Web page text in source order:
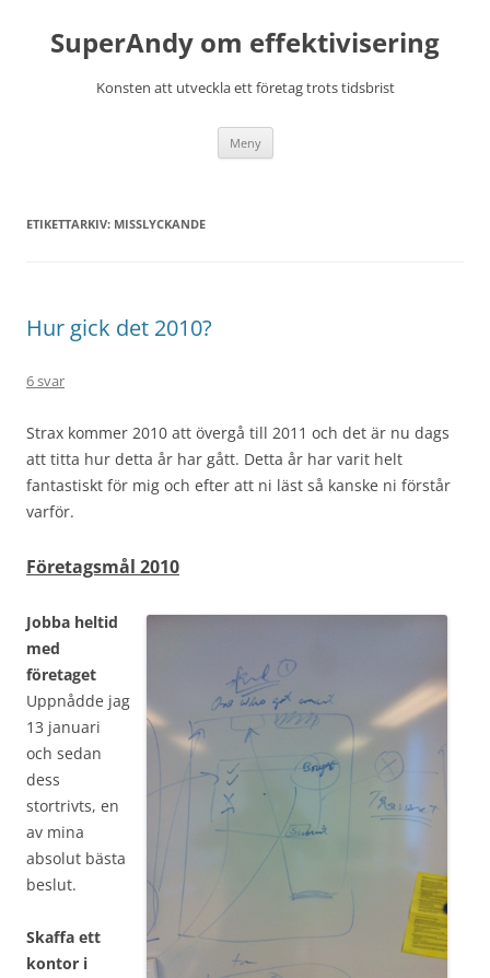
innehåll
SuperAndy om effektivisering
Konsten att utveckla ett företag trots tidsbrist
Meny
ETIKETTARKIV: MISSLYCKANDE
Hur gick det 2010?
6 svar
Strax kommer 2010 att övergå till 2011 och det är nu dags
att titta hur detta år har gått. Detta år har varit helt
fantastiskt för mig och efter att ni läst så kanske ni förstår
varför.
Företagsmål 2010
Jobba heltid
med
företaget
Uppnådde jag
13 januari
och sedan
dess
stortrivts, en
av mina
absolut bästa
beslut.
Skaffa ett
kontor i